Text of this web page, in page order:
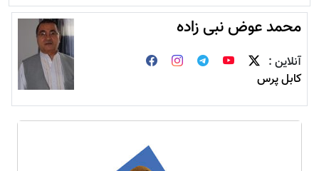
محمد عوض نبی زاده
آنلاین :
کابل پرس